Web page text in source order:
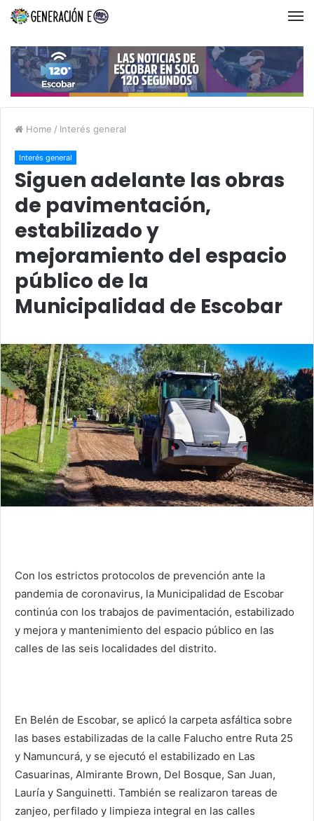
Home / Interés general
Interés general
Siguen adelante las obras
de pavimentación,
estabilizado y
mejoramiento del espacio
público de la
Municipalidad de Escobar
Con los estrictos protocolos de prevención ante la
pandemia de coronavirus, la Municipalidad de Escobar
continúa con los trabajos de pavimentación, estabilizado
y mejora y mantenimiento del espacio público en las
calles de las seis localidades del distrito.
En Belén de Escobar, se aplicó la carpeta asfáltica sobre
las bases estabilizadas de la calle Falucho entre Ruta 25
y Namuncurá, y se ejecutó el estabilizado en Las
Casuarinas, Almirante Brown, Del Bosque, San Juan,
Lauría y Sanguinetti. También se realizaron tareas de
zanjeo, perfilado y limpieza integral en las calles